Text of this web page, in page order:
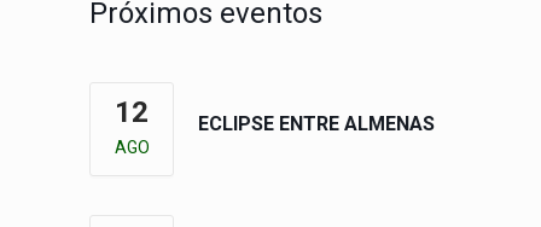
Próximos eventos
12
AGO
ECLIPSE ENTRE ALMENAS